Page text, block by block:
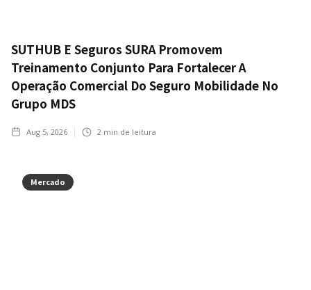
SUTHUB E Seguros SURA Promovem
Treinamento Conjunto Para Fortalecer A
Operação Comercial Do Seguro Mobilidade No
Grupo MDS
Aug 5, 2026 2 min de leitura
Mercado